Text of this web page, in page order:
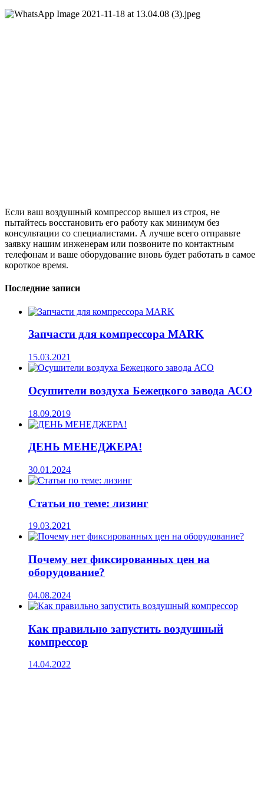
Если ваш воздушный компрессор вышел из строя, не
пытайтесь восстановить его работу как минимум без
консультации со специалистами. А лучше всего отправьте
заявку нашим инженерам или позвоните по контактным
телефонам и ваше оборудование вновь будет работать в самое
короткое время.
Последние записи
Запчасти для компрессора MARK
15.03.2021
Осушители воздуха Бежецкого завода АСО
18.09.2019
ДЕНЬ МЕНЕДЖЕРА!
30.01.2024
Статьи по теме: лизинг
19.03.2021
Почему нет фиксированных цен на
оборудование?
04.08.2024
Как правильно запустить воздушный
компрессор
14.04.2022